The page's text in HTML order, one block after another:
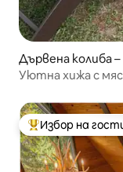
Дървена колиба –
Уютна хижа с
Най-популярен
Избор на